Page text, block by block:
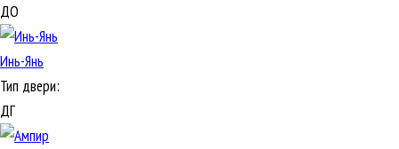
ДО
Инь-Янь
Тип двери:
ДГ